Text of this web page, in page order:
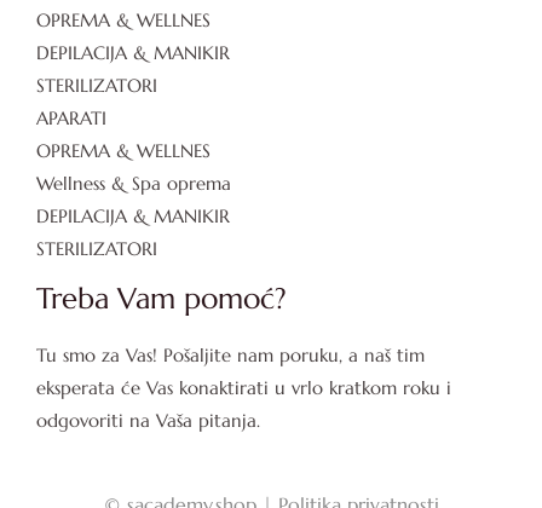
OPREMA & WELLNES
DEPILACIJA & MANIKIR
STERILIZATORI
APARATI
OPREMA & WELLNES
Wellness & Spa oprema
DEPILACIJA & MANIKIR
STERILIZATORI
Treba Vam pomoć?
Tu smo za Vas! Pošaljite nam poruku, a naš tim
eksperata će Vas konaktirati u vrlo kratkom roku i
odgovoriti na Vaša pitanja.